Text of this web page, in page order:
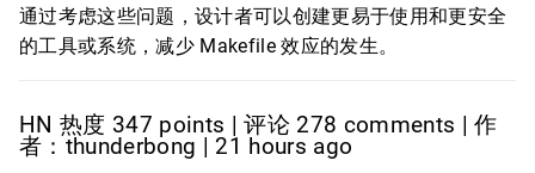
通过考虑这些问题，设计者可以创建更易于使用和更安全
的工具或系统，减少 Makefile 效应的发生。
HN 热度 347 points | 评论 278 comments | 作
者：thunderbong | 21 hours ago